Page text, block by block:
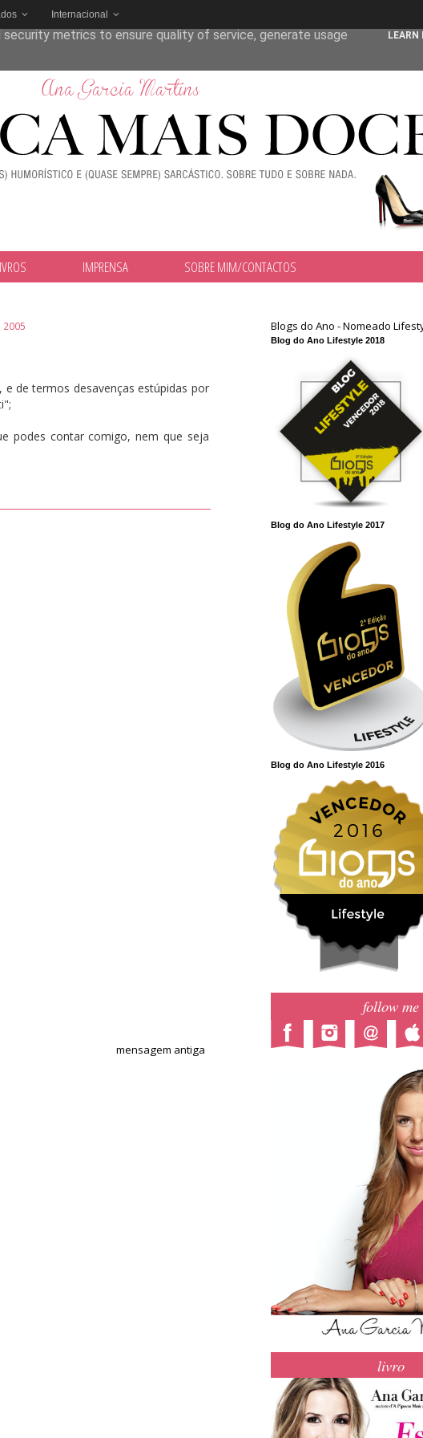
Internacional
IMPRENSA SOBRE MIM/CONTACTOS
de termos desavenças estúpidas por
podes contar comigo, nem que seja
mensagem antiga
Blogs do Ano - Nomeado
Blog do Ano Lifestyle 2018
Blog do Ano Lifestyle 2017
Blog do Ano Lifestyle 2016
follow me
livro
and to analyze traffic. Your IP address and user-agent
metrics to ensure quality of service, generate usage
LEARN